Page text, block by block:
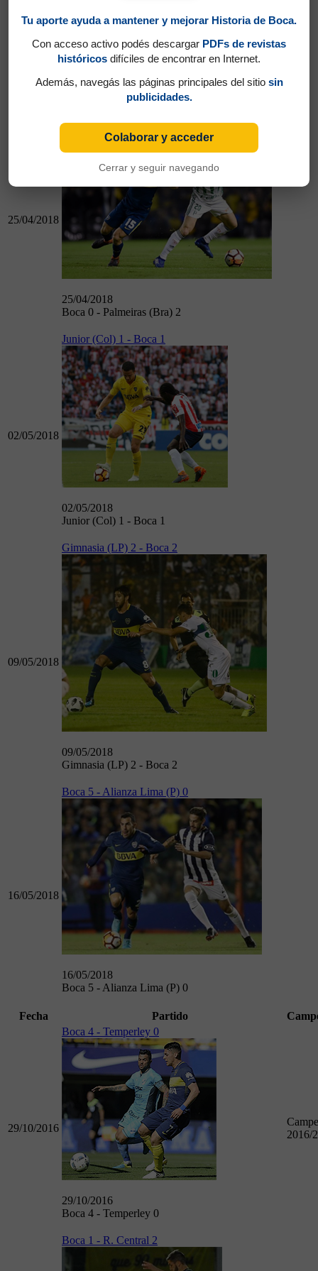
22/04/2018
Boca 3 - Newell´s 1
25/04/2018
25/04/2018
Boca 0 - Palmeiras (Bra) 2
02/05/2018
Junior (Col) 1 - Boca 1
02/05/2018
Junior (Col) 1 - Boca 1
09/05/2018
Gimnasia (LP) 2 - Boca 2
09/05/2018
Gimnasia (LP) 2 - Boca 2
16/05/2018
Boca 5 - Alianza Lima (P) 0
16/05/2018
Boca 5 - Alianza Lima (P) 0
Fecha Partido
29/10/2016
Boca 4 - Temperley 0
29/10/2016
Boca 4 - Temperley 0
2016/
Boca 1 - R. Central 2
Tu aporte ayuda a mantener y mejorar Historia de Boca.
Con acceso activo podés descargar PDFs de revistas
históricos difíciles de encontrar en Internet.
Además, navegás las páginas principales del sitio sin
publicidades.
Colaborar y acceder
Cerrar y seguir navegando